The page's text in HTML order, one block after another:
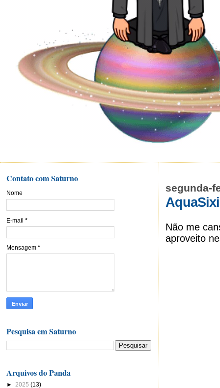
segunda-
Não me
aproveito
Contato com Saturno
Nome
E-mail *
Mensagem *
Pesquisa em Saturno
Arquivos do Panda
► 2025 (13)